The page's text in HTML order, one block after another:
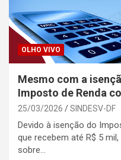
OLHO VIVO
Mesmo com a
Imposto de Renda
25/03/2026 SINDESV-DF
Devido à isenção do
que recebem até R$ 5
sobre…